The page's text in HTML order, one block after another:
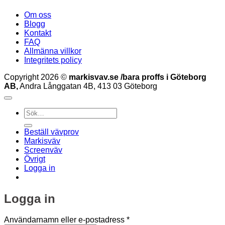
Om oss
Blogg
Kontakt
FAQ
Allmänna villkor
Integritets policy
Copyright 2026 © markisvav.se /bara proffs i Göteborg
AB,Andra Långgatan 4B, 413 03 Göteborg
Sök
efter:
Beställ vävprov
Markisväv
Screenväv
Övrigt
Logga in
Logga in
Användarnamn eller e-postadress *Obligatoriskt